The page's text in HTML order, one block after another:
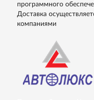
программного
Доставка
компаниями